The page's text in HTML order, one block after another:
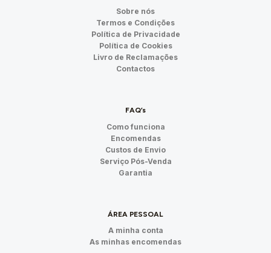
Sobre nós
Termos e Condições
Política de Privacidade
Política de Cookies
Livro de Reclamações
Contactos
FAQ’s
Como funciona
Encomendas
Custos de Envio
Serviço Pós-Venda
Garantia
ÁREA PESSOAL
A minha conta
As minhas encomendas